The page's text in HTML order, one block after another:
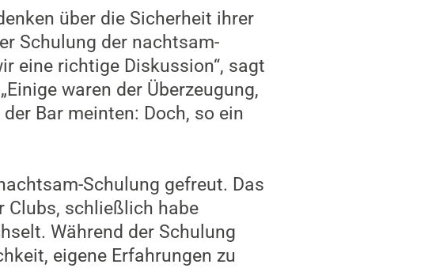
über die Sicherheit ihrer
Schulung der nachtsam-
eine richtige Diskussion“, sagt
waren der Überzeugung,
Bar meinten: Doch, so ein
Schulung gefreut. Das
Clubs, schließlich habe
Während der Schulung
eigene Erfahrungen zu